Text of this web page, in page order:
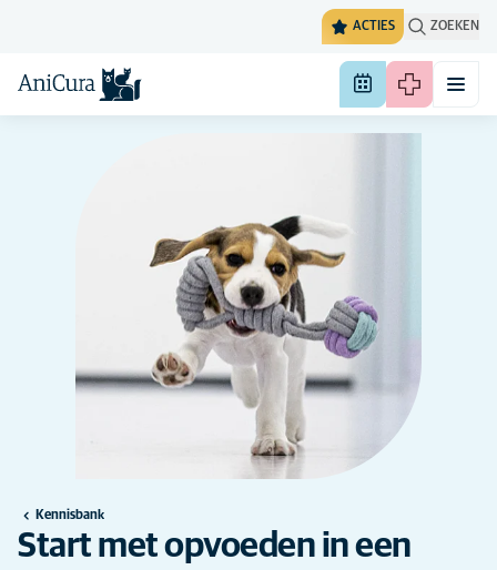
ACTIES ZOEKEN
Kennisbank
Start met opvoeden in een